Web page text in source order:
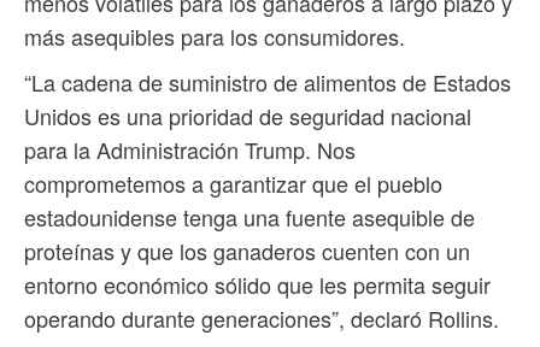
más asequibles para los consumidores.
“La cadena de suministro de alimentos de Estados
Unidos es una prioridad de seguridad nacional
para la Administración Trump. Nos
comprometemos a garantizar que el pueblo
estadounidense tenga una fuente asequible de
proteínas y que los ganaderos cuenten con un
entorno económico sólido que les permita seguir
operando durante generaciones”, declaró Rollins.